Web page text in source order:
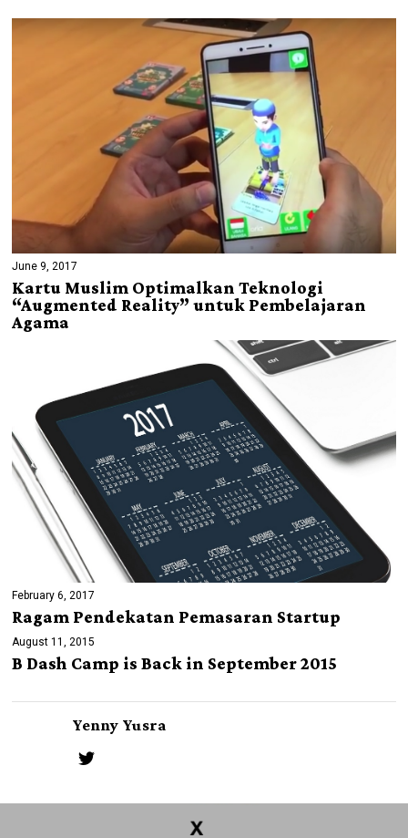
June 9, 2017
Kartu Muslim Optimalkan Teknologi
“Augmented Reality” untuk Pembelajaran
Agama
February 6, 2017
Ragam Pendekatan Pemasaran Startup
August 11, 2015
B Dash Camp is Back in September 2015
Yenny Yusra